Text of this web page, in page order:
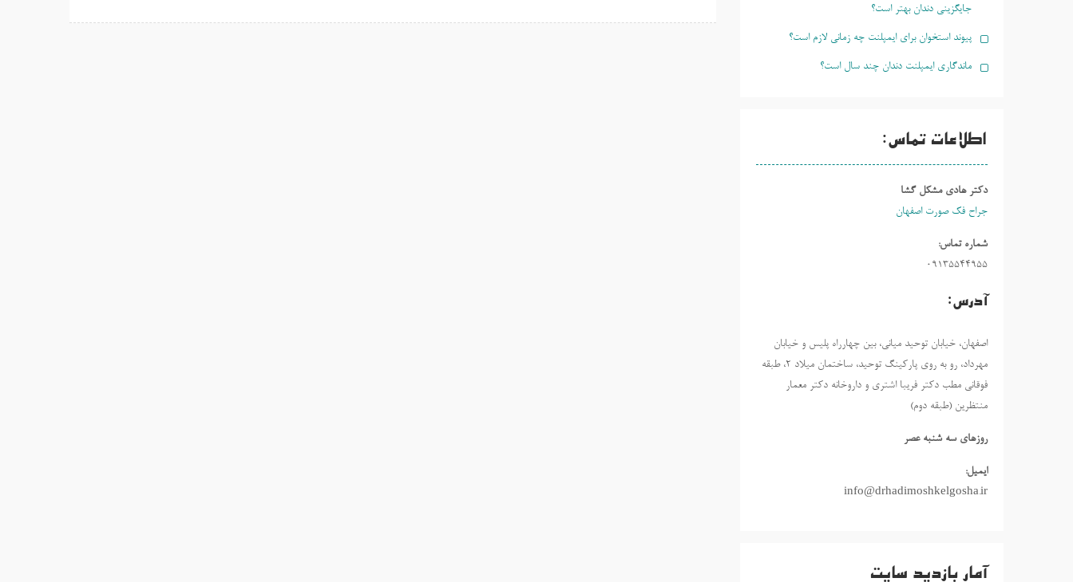
جایگزینی دندان بهتر است؟
پیوند استخوان برای ایمپلنت چه زمانی لازم است؟
ماندگاری ایمپلنت دندان چند سال است؟
اطلاعات تماس:
دکتر هادی مشکل گشا
جراح فک صورت اصفهان
شماره تماس:
09135544955
آدرس:
اصفهان، خیابان توحید میانی، بین چهارراه پلیس و خیابان
مهرداد، رو به روی پارکینگ توحید، ساختمان میلاد ٢، طبقه
فوقانی مطب دکتر فریبا اشتری و داروخانه دکتر معمار
منتظرین (طبقه دوم)
روزهاي سه شنبه عصر
ایمیل:
info@drhadimoshkelgosha.ir
آمار بازدید سایت